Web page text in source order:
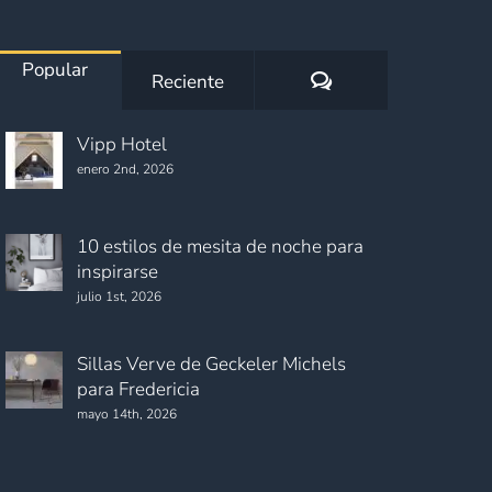
Popular Reciente Comentarios
Vipp Hotel
enero 2nd, 2026
10 estilos de mesita de noche para
inspirarse
julio 1st, 2026
Sillas Verve de Geckeler Michels
para Fredericia
mayo 14th, 2026